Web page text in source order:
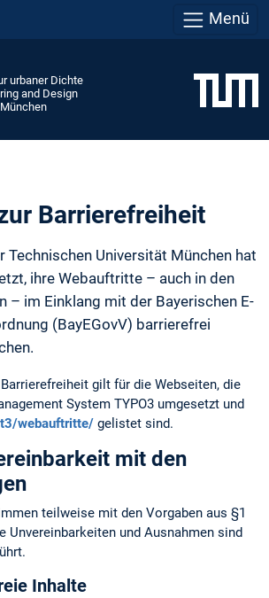
Menü
urbaner Dichte
and Design
Barrierefreiheit
Technischen Universität München hat
ihre Webauftritte – auch in den
– im Einklang mit der Bayerischen E-
(BayEGovV) barrierefrei
gilt für die Webseiten, die
System TYPO3 umgesetzt und
webauftritte/ gelistet sind.
mit den
teilweise mit den Vorgaben aus §1
Unvereinbarkeiten und Ausnahmen sind
Inhalte